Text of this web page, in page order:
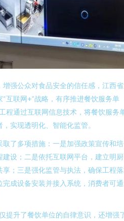
强公众对食品安全的信任感，江西
互联网+”战略，有序推进餐饮服务单
程通过互联网信息技术，将餐饮服务
实现透明化、智能化监管。
了多项措施：一是加强政策宣传和培
设；二是依托互联网平台，建立明
；三是强化监管与执法，确保工程
成设备安装并接入系统，消费者可
提升了餐饮单位的自律意识，还增强